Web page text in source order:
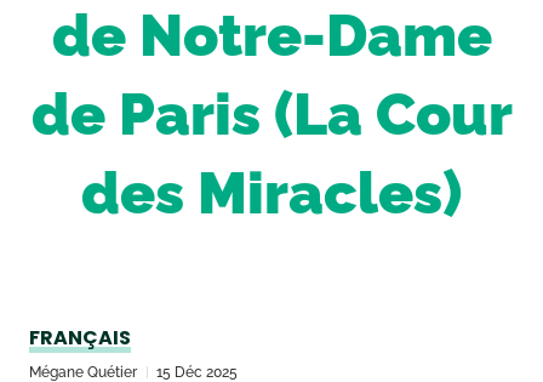
de Notre-Dame
de Paris (La Cour
des Miracles)
FRANÇAIS
Mégane Quétier 15 Déc 2025